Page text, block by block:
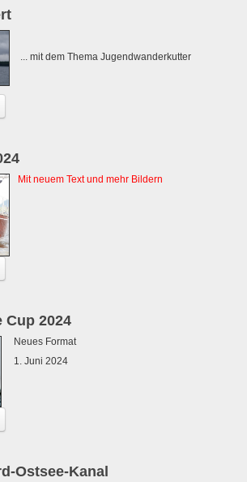
... mit dem Thema Jugendwanderkutter
Mit neuem Text und mehr Bildern
Cup 2024
Neues Format
1. Juni 2024
Ostsee-Kanal